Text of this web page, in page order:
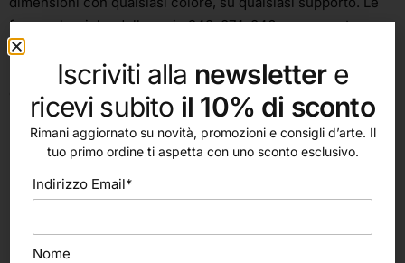
forme classiche delle serie 943, 874, 846 rappresentano
un’alternativa più economica alle serie 707, 708, 709 in cui
montiamo le stesse identiche teste ma con un manico
esagonale che non rotola su banco.
Iscriviti alla newslettere
ricevi subito il 10% di sconto
Rimani aggiornato su novità, promozioni e consigli d’arte. Il
tuo primo ordine ti aspetta con uno sconto esclusivo.
Indirizzo Email*
Nome